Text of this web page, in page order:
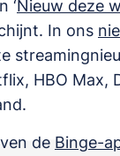
‘Nieuw deze
In ons
HBO Max,
.
de Binge-